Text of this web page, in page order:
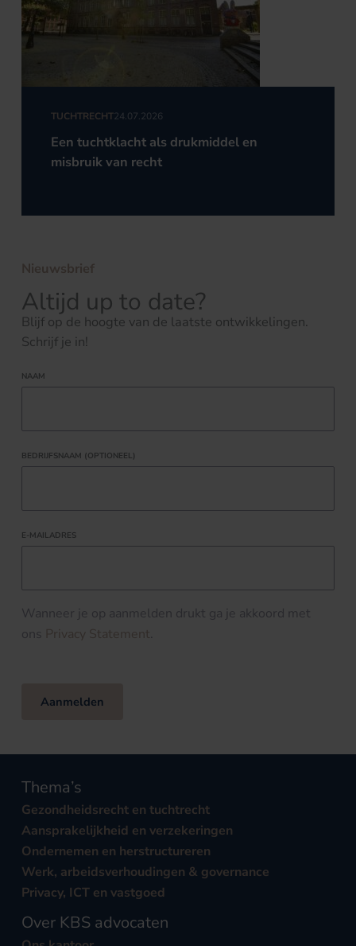
TUCHTRECHT24.07.2026
Een tuchtklacht als drukmiddel en
misbruik van recht
Nieuwsbrief
Altijd up to date?
Blijf op de hoogte van de laatste ontwikkelingen.
Schrijf je in!
NAAM
BEDRIJFSNAAM (OPTIONEEL)
E-MAILADRES
Wanneer je op aanmelden drukt ga je akkoord met
ons Privacy Statement.
Aanmelden
Thema’s
Gezondheidsrecht en tuchtrecht
Aansprakelijkheid en verzekeringen
Ondernemen en herstructureren
Werk, arbeidsverhoudingen & governance
Privacy, ICT en vastgoed
Over KBS advocaten